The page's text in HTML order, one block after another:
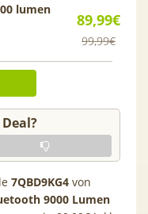
89,99€
99,99€
lumen
7QBD9KG4 von
9000 Lumen